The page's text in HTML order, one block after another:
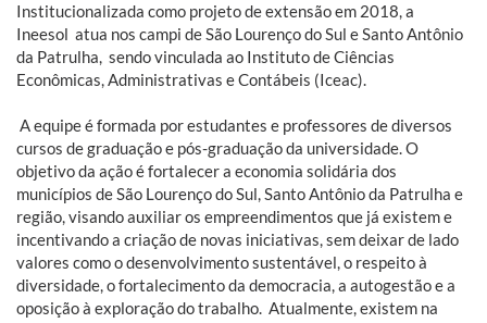
Institucionalizada como projeto de extensão em 2018, a
Ineesol atua nos campi de São Lourenço do Sul e Santo Antônio
da Patrulha, sendo vinculada ao Instituto de Ciências
Econômicas, Administrativas e Contábeis (Iceac).
A equipe é formada por estudantes e professores de diversos
cursos de graduação e pós-graduação da universidade. O
objetivo da ação é fortalecer a economia solidária dos
municípios de São Lourenço do Sul, Santo Antônio da Patrulha e
região, visando auxiliar os empreendimentos que já existem e
incentivando a criação de novas iniciativas, sem deixar de lado
valores como o desenvolvimento sustentável, o respeito à
diversidade, o fortalecimento da democracia, a autogestão e a
oposição à exploração do trabalho. Atualmente, existem na